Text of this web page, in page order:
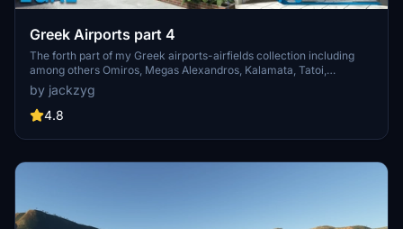
Greek Airports part 4
The forth part of my Greek airports-airfields collection including
among others Omiros, Megas Alexandros, Kalamata, Tatoi,
Aristotelis and Kastellorizo Airports with 45 custom 3d models
(from terminals and auxiliary buildings to bunkers). All airports are
up to date and as real as i can make them.
by jackzyg
4.8